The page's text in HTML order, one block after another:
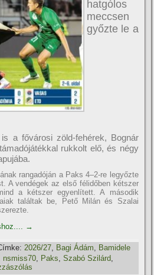
hatgólos
meccsen
győzte le a
a fővárosi zöld-fehérek, Bognár
rukkolt elő, és négy
rangadóján a Paks 4–2-re legyőzte
A vendégek az első félidőben kétszer
a kétszer egyenlített. A második
találtak be, Pető Milán és Szalai
→
2026/27, Bagi Ádám, Bamidele
nsmiss70 Paks ,Szabó Szilárd